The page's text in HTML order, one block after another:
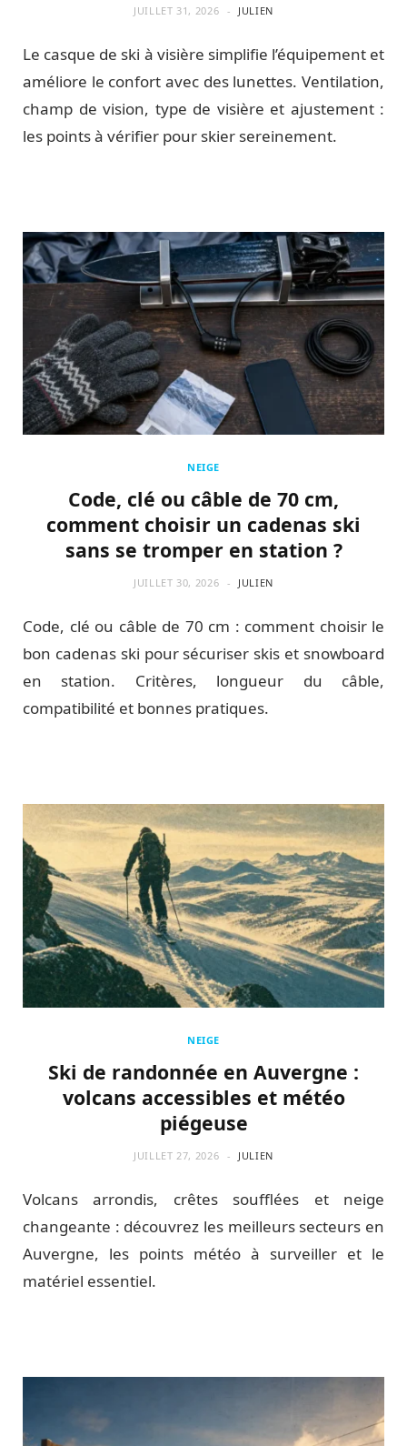
JUILLET 31, 2026 JULIEN
Le casque de ski à visière simplifie l’équipement et
améliore le confort avec des lunettes. Ventilation,
champ de vision, type de visière et ajustement :
les points à vérifier pour skier sereinement.
NEIGE
Code, clé ou câble de 70 cm,
comment choisir un cadenas ski
sans se tromper en station ?
JUILLET 30, 2026 JULIEN
Code, clé ou câble de 70 cm : comment choisir le
bon cadenas ski pour sécuriser skis et snowboard
en station. Critères, longueur du câble,
compatibilité et bonnes pratiques.
NEIGE
Ski de randonnée en Auvergne :
volcans accessibles et météo
piégeuse
JUILLET 27, 2026 JULIEN
Volcans arrondis, crêtes soufflées et neige
changeante : découvrez les meilleurs secteurs en
Auvergne, les points météo à surveiller et le
matériel essentiel.